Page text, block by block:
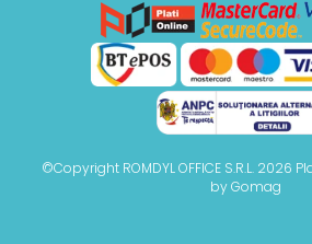
©Copyright ROMDYL OFFICE S.R.L. 2026
by Gomag